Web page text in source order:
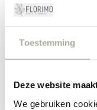
Toestemming
Deze website
We gebruiken
LENGTE 60
Ontdek de Verse
€11,49